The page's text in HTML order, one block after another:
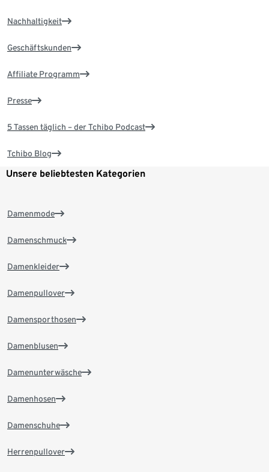
Nachhaltigkeit
Geschäftskunden
Affiliate Programm
Presse
5 Tassen täglich – der Tchibo Podcast
Tchibo Blog
Unsere beliebtesten Kategorien
Damenmode
Damenschmuck
Damenkleider
Damenpullover
Damensporthosen
Damenblusen
Damenunterwäsche
Damenhosen
Damenschuhe
Herrenpullover